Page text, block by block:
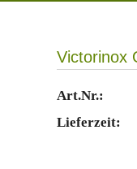
Victorinox
Art.Nr.:
Lieferzeit: